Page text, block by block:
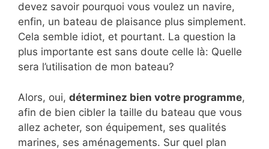
devez savoir pourquoi vous voulez un navire,
enfin, un bateau de plaisance plus simplement.
Cela semble idiot, et pourtant. La question la
plus importante est sans doute celle là: Quelle
sera l’utilisation de mon bateau?
Alors, oui, déterminez bien votre programme,
afin de bien cibler la taille du bateau que vous
allez acheter, son équipement, ses qualités
marines, ses aménagements. Sur quel plan